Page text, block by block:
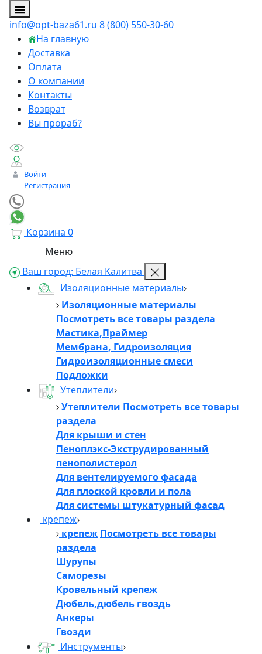
info@opt-baza61.ru 8 (800) 550-30-60
На главную
Доставка
Оплата
О компании
Контакты
Возврат
Вы прораб?
Войти
Регистрация
Корзина 0
Меню
Ваш город: Белая Калитва
Изоляционные материалы
Изоляционные материалы
Посмотреть все товары раздела
Мастика,Праймер
Мембрана, Гидроизоляция
Гидроизоляционные смеси
Подложки
Утеплители
Утеплители Посмотреть все товары
раздела
Для крыши и стен
Пеноплэкс-Экструдированный
пенополистерол
Для вентелируемого фасада
Для плоской кровли и пола
Для системы штукатурный фасад
крепеж
крепеж Посмотреть все товары
раздела
Шурупы
Саморезы
Кровельный крепеж
Дюбель,дюбель гвоздь
Анкеры
Гвозди
Инструменты